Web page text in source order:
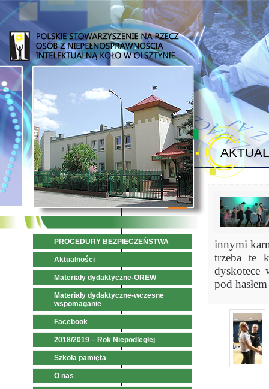
PROCEDURY BEZPIECZEŃSTWA
Aktualności
Materiały dydaktyczne-OREW
Materiały dydaktyczne-wczesne
wspomaganie
Facebook
2018/2019 – Rok Niepodległej
Szkoła pamięta
O nas
innymi
trzeba te
dyskotece
pod